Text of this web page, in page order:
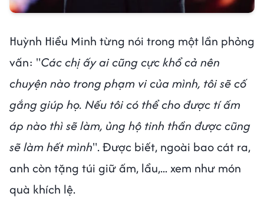
Huỳnh Hiểu Minh từng nói trong một lần phỏng
vấn: "Các chị ấy ai cũng cực khổ cả nên
chuyện nào trong phạm vi của mình, tôi sẽ cố
gắng giúp họ. Nếu tôi có thể cho được tí ấm
áp nào thì sẽ làm, ủng hộ tinh thần được cũng
sẽ làm hết mình". Được biết, ngoài bao cát ra,
anh còn tặng túi giữ ấm, lẩu,... xem như món
quà khích lệ.